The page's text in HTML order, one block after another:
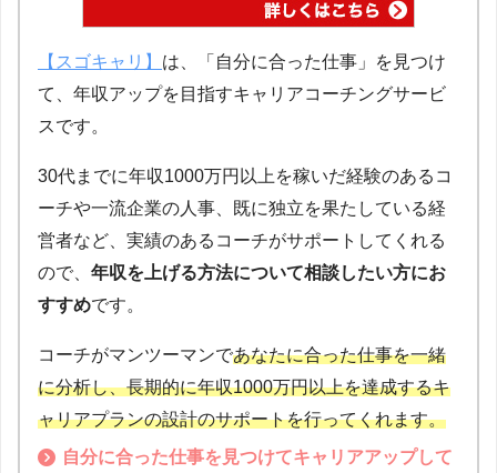
【スゴキャリ】 は、「自分に合った仕事」を見つけ
て、年収アップを目指すキャリアコーチングサービ
スです。
30代までに年収1000万円以上を稼いだ経験のあるコ
ーチや一流企業の人事、既に独立を果たしている経
営者など、実績のあるコーチがサポートしてくれる
ので、 年収を上げる方法について相談したい方にお
すすめです。
コーチがマンツーマンであなたに合った仕事を一緒
に分析し、長期的に年収1000万円以上を達成するキ
ャリアプランの設計のサポートを行ってくれます。
自分に合った仕事を見つけてキャリアアップして